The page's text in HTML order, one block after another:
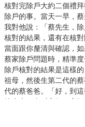
核對完除戶大約二個禮
除戶的事。當天一早，
我對他說：「蔡先生，
核對的結果，還有在核
當面跟你釐清與確認，
蔡家除戶問題時，精準
除戶核對的結果是這樣
祖母，然後生第二代的
代的蔡爸爸。「好，到
籍太太，名叫安娜，安
太太。第三代的蔡爸爸
此，蔡家，也就是你大